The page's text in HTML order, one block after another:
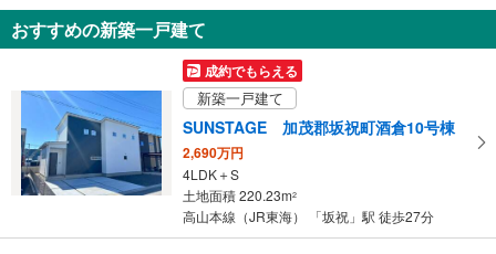
知
を
け
る
・
条
おすすめの新築一戸建て
成約でもらえる
新築一戸建て
SUNSTAGE 加茂郡坂祝町酒倉10号棟
2,690万円
4LDK＋S
土地面積 220.23m2
高山本線（JR東海） 「坂祝」駅 徒歩27分